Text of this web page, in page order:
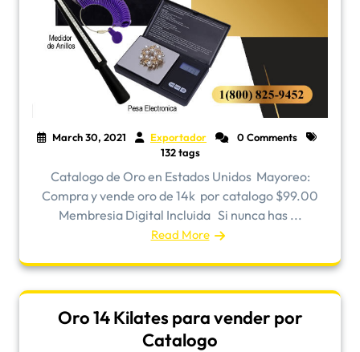
March 30, 2021 Exportador
0 Comments
132 tags
Catalogo de Oro en Estados Unidos ​Mayoreo:
Compra y vende oro de 14k por catalogo $99.00
Membresia Digital Incluida Si nunca has ...
Read More
Oro 14 Kilates para vender por
Catalogo